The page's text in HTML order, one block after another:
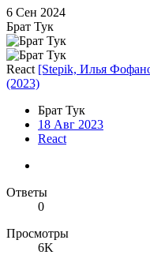
6 Сен 2024
Брат Тук
React [Stepik, Илья
(2023)
Брат Тук
18 Авг 2023
React
Ответы
0
Просмотры
6K